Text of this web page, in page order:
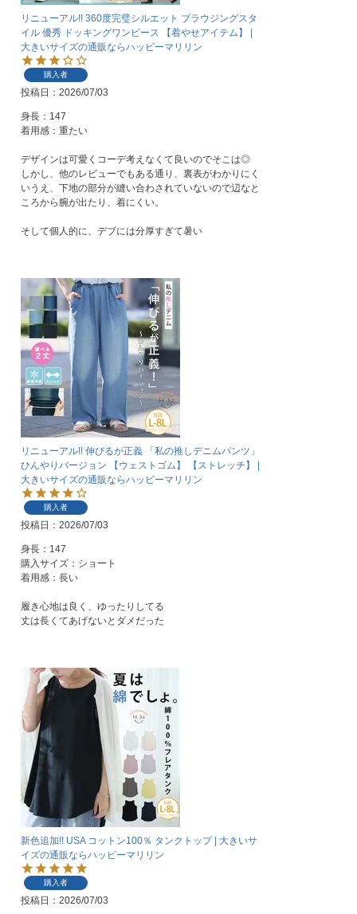
リニューアル!! 360度完璧シルエット ブラウジングスタ
イル 優秀 ドッキングワンピース 【着やせアイテム】 |
大きいサイズの通販ならハッピーマリリン
購入者
投稿日 2026/07/03
身長：147
着用感：重たい
デザインは可愛くコーデ考えなくて良いのでそこは◎
しかし、他のレビューでもある通り、裏表がわかりにく
いうえ、下地の部分が縫い合わされていないので辺なと
ころから腕が出たり、着にくい。
そして個人的に、デブには分厚すぎて暑い
リニューアル!! 伸びるが正義 「私の推しデニムパンツ」
ひんやりバージョン 【ウェストゴム】 【ストレッチ】 |
大きいサイズの通販ならハッピーマリリン
購入者
投稿日 2026/07/03
身長：147
購入サイズ：ショート
着用感：長い
履き心地は良く、ゆったりしてる
丈は長くてあげないとダメだった
新色追加!! USA コットン100％ タンクトップ | 大きいサ
イズの通販ならハッピーマリリン
購入者
投稿日 2026/07/03